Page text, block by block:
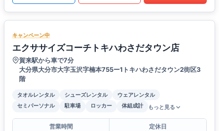
キャンペーン中
エクササイズコーチトキハわさだタウン店
賀来駅から車で7分
大分県大分市大字玉沢字楠本755ー1トキハわさだタウン2街区3
階
タオルレンタル シューズレンタル
ウェアレンタル
セミパーソナル
駐車場 ロッカー 体組成計 もっと見る
営業時間
定休日